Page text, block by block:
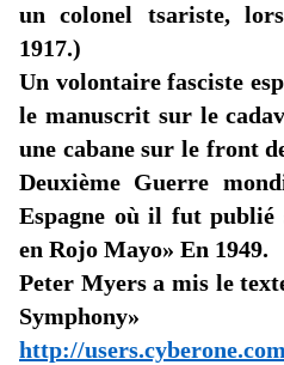
un colonel tsariste,
1917.)
Un volontaire fasciste
le manuscrit sur le
une cabane sur le front
Deuxième Guerre
Espagne où il fut publié
en Rojo Mayo» En 1949.
Peter Myers a mis le
Symphony»
http://